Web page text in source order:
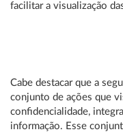
facilitar a visualização
Cabe destacar que a
conjunto de ações que
confidencialidade,
informação. Esse